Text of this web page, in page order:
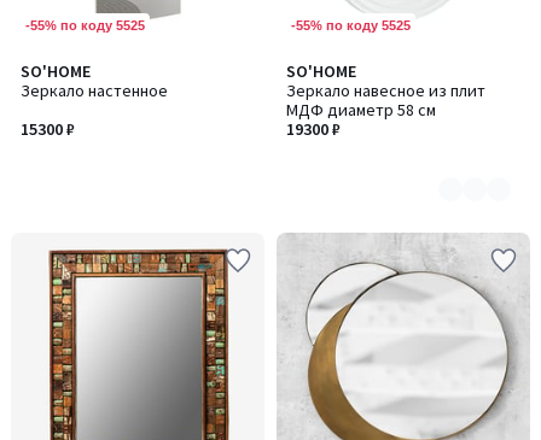
-55% по коду 5525
SO'HOME
Зеркало настенное
15300 ₽
-55% по коду 5525
SO'HOME
Зеркало навесное из плит
МДФ диаметр 58 см
19300 ₽
Количество
цветов:
2